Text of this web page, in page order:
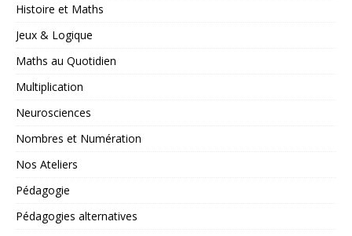
Histoire et Maths
Jeux & Logique
Maths au Quotidien
Multiplication
Neurosciences
Nombres et Numération
Nos Ateliers
Pédagogie
Pédagogies alternatives